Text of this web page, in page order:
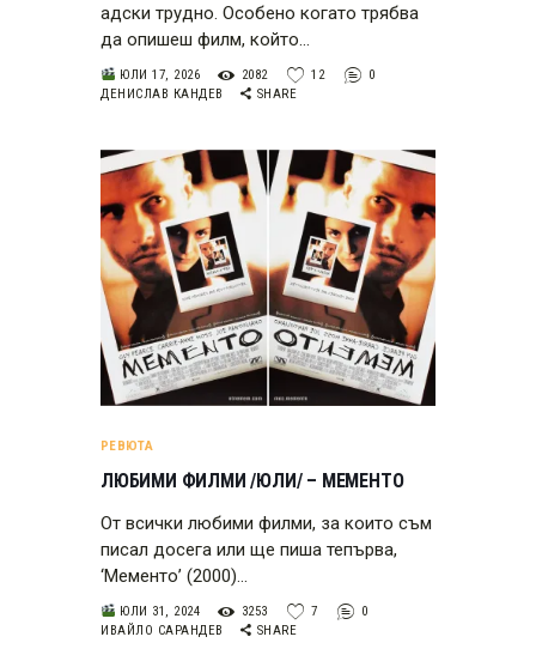
адски трудно. Особено когато трябва
да опишеш филм, който…
ЮЛИ 17, 2026 2082 12
0
ДЕНИСЛАВ КАНДЕВ
SHARE
РЕВЮТА
ЛЮБИМИ ФИЛМИ /ЮЛИ/ – МЕМЕНТО
От всички любими филми, за които съм
писал досега или ще пиша тепърва,
‘Мементо’ (2000)…
ЮЛИ 31, 2024 3253 7
0
ИВАЙЛО САРАНДЕВ
SHARE